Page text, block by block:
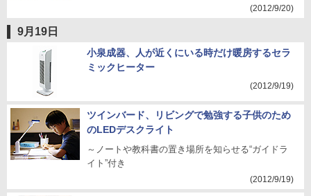
(2012/9/20)
9月19日
小泉成器、人が近くにいる時だけ暖房するセラ
ミックヒーター
(2012/9/19)
ツインバード、リビングで勉強する子供のため
のLEDデスクライト
～ノートや教科書の置き場所を知らせる“ガイドラ
イト”付き
(2012/9/19)